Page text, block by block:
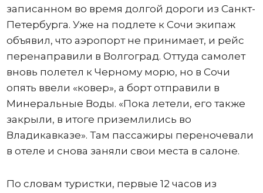
записанном во время долгой дороги из Санкт-
Петербурга. Уже на подлете к Сочи экипаж
объявил, что аэропорт не принимает, и рейс
перенаправили в Волгоград. Оттуда самолет
вновь полетел к Черному морю, но в Сочи
опять ввели «ковер», а борт отправили в
Минеральные Воды. «Пока летели, его также
закрыли, в итоге приземлились во
Владикавказе». Там пассажиры переночевали
в отеле и снова заняли свои места в салоне.
По словам туристки, первые 12 часов из